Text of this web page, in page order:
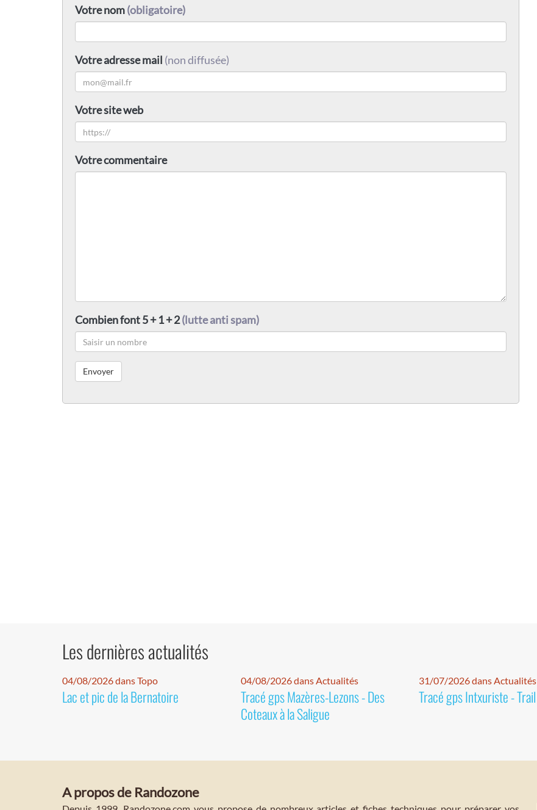
Votre nom(obligatoire)
Votre adresse mail (non diffusée)
Votre site web
Votre commentaire
Combien font 5 + 1 + 2(lutte anti spam)
Les dernières actualités
04/08/2026 dans Topo
Lac et pic de la Bernatoire
04/08/2026 dans Actualités
Tracé gps Mazères-Lezons - Des
Coteaux à la Saligue
31/07/2026 dans Actualités
Tracé gps Intxuriste - Trail
A propos de Randozone